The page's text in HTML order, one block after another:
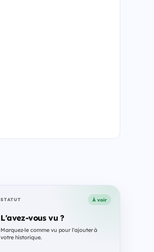
STATUT À voir
L'avez-vous vu ?
Marquez-le comme vu pour l'ajouter à
votre historique.